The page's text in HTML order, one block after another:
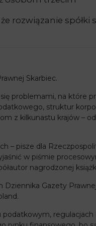
rozwiązanie
Skarbiec.
problemami, na które
struktur
z kilkunastu krajów –
– pisze dla
w piśmie
nagrodzonej
Dziennika Gazety